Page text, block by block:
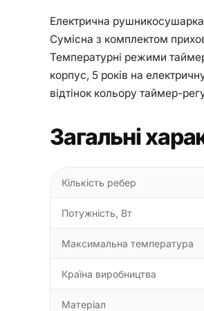
Електрична
Сумісна з комплектом
Температурні режими
корпус, 5 років на
відтінок кольору таймер-
Загальні
Кількість ребер
Потужність, Вт
Максимальна температура
Країна виробництва
Матеріал